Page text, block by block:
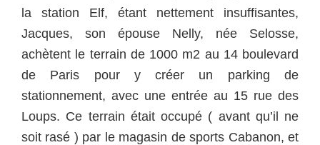
la station Elf, étant nettement insuffisantes,
Jacques, son épouse Nelly, née Selosse,
achètent le terrain de 1000 m2 au 14 boulevard
de Paris pour y créer un parking de
stationnement, avec une entrée au 15 rue des
Loups. Ce terrain était occupé ( avant qu’il ne
soit rasé ) par le magasin de sports Cabanon, et